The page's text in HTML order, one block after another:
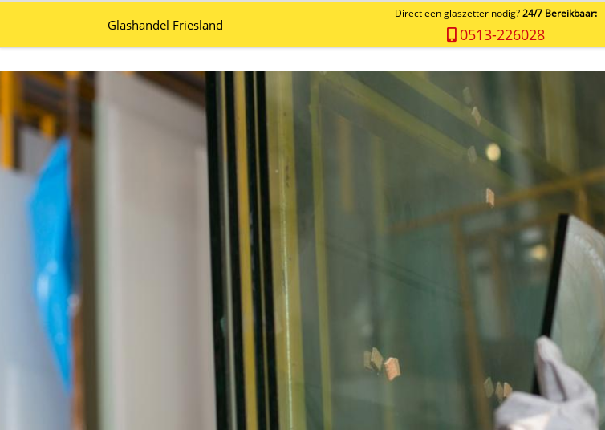
Glashandel Friesland
Direct een glaszetter nodig? 24/7 Bereikbaar:
0513-226028